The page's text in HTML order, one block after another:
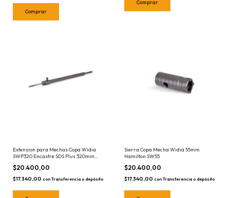
Extension para Mechas Copa Widia
SWP320 Encastre SDS Plus 320mm
Hamilton
$20.400,00
$17.340,00 con Transferencia o depósito
Sierra Copa Mecha Widia 55mm
Hamilton SW55
$20.400,00
$17.340,00 con Transferencia o depósito